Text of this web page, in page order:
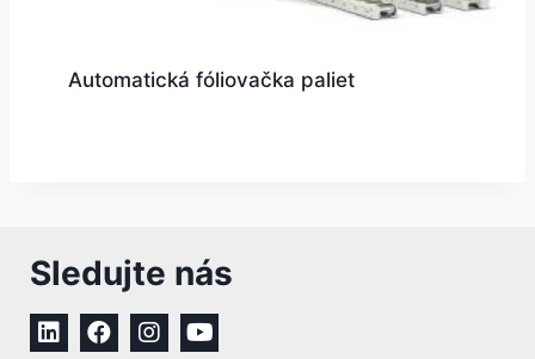
Automatická fóliovačka paliet
Sledujte nás